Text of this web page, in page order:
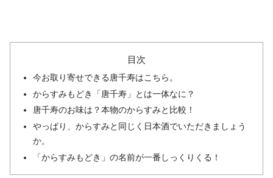
目次
今お取り寄せできる唐千寿はこちら。
からすみもどき「唐千寿」とは一体なに？
唐千寿のお味は？本物のからすみと比較！
やっぱり、からすみと同じく日本酒でいただきましょう
か。
「からすみもどき」の名前が一番しっくりくる！